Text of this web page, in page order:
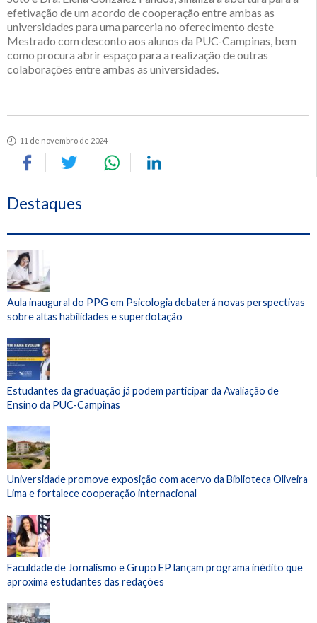
efetivação de um acordo de cooperação entre ambas as
universidades para uma parceria no oferecimento deste
Mestrado com desconto aos alunos da PUC-Campinas, bem
como procura abrir espaço para a realização de outras
colaborações entre ambas as universidades.
11 de novembro de 2024
Destaques
Aula inaugural do PPG em Psicologia debaterá novas perspectivas
sobre altas habilidades e superdotação
Estudantes da graduação já podem participar da Avaliação de
Ensino da PUC-Campinas
Universidade promove exposição com acervo da Biblioteca Oliveira
Lima e fortalece cooperação internacional
Faculdade de Jornalismo e Grupo EP lançam programa inédito que
aproxima estudantes das redações